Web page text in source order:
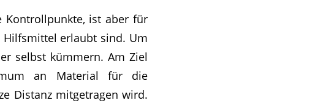
Kontrollpunkte, ist aber für
erlaubt sind. Um
selbst kümmern. Am Ziel
an Material für die
Distanz mitgetragen wird.